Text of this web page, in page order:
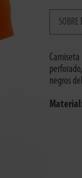
SOBRE
negros